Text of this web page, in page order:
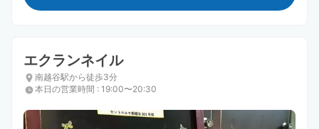
エクランネイル
南越谷駅から徒歩3分
本日の営業時間 : 19:00〜20:30